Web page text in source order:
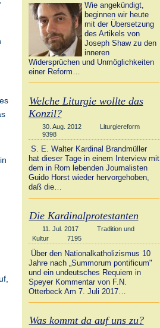
Wie angekündigt,
beginnen wir heute
mit der Übersetzung
des Artikels von
Joseph Shaw zu den
inneren
Widersprüchen und Unmöglichkeiten
einer Reform…
Welche Liturgie wollte das
Konzil?
30. Aug. 2012
Liturgiereform
9398
S. E. Walter Kardinal Brandmüller
hat dieser Tage in einem Interview mit
dem in Rom lebenden Journalisten
Guido Horst wieder hervorgehoben,
daß die…
Die Kardinalprotestanten
11. Jul. 2017
Tradition und
Kultur
7195
Über den Nationalkatholizismus 10
Jahre nach „Summorum pontificum"
und ein undeutsches Requiem in
Speyer Kommentar von F.N.
Otterbeck Am 7. Juli 2017…
Was kommt da auf uns zu?